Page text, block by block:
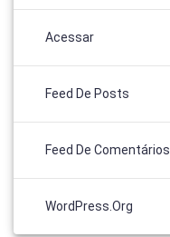
Acessar
Feed De Posts
Feed De Comentários
WordPress.org